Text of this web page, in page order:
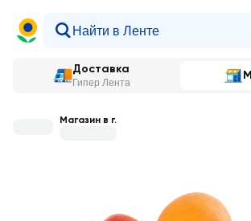
Доставка
Гипер Лента
Магазин в г.